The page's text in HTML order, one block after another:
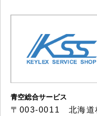
青空総合サービス
〒003-0011 北海道